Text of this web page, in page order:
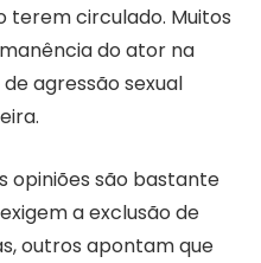
terem circulado. Muitos
do ator na
agressão sexual
opiniões são bastante
a exclusão de
outros apontam que